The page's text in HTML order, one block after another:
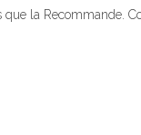
la Recommande.